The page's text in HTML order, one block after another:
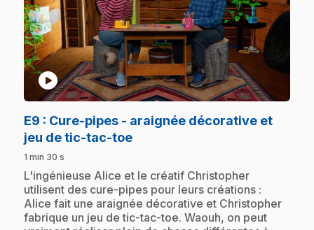
play_circle
E9 : Cure-pipes - araignée décorative et
jeu de tic-tac-toe.
1 min 30 s
.L'ingénieuse Alice et le créatif Christopher
utilisent des cure-pipes pour leurs créations :
Alice fait une araignée décorative et Christopher
fabrique un jeu de tic-tac-toe. Waouh, on peut